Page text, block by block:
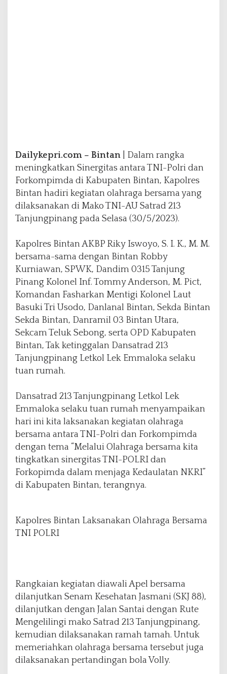
g
a
e
r
s
m
Dailykepri.com – Bintan | Dalam rangka
meningkatkan Sinergitas antara TNI-Polri dan
Forkompimda di Kabupaten Bintan, Kapolres
Bintan hadiri kegiatan olahraga bersama yang
dilaksanakan di Mako TNI-AU Satrad 213
Tanjungpinang pada Selasa (30/5/2023).
Kapolres Bintan AKBP Riky Iswoyo, S. I. K., M. M.
bersama-sama dengan Bintan Robby
Kurniawan, SPWK, Dandim 0315 Tanjung
Pinang Kolonel Inf. Tommy Anderson, M. Pict,
Komandan Fasharkan Mentigi Kolonel Laut
Basuki Tri Usodo, Danlanal Bintan, Sekda Bintan
Sekda Bintan, Danramil 03 Bintan Utara,
Sekcam Teluk Sebong, serta OPD Kabupaten
Bintan, Tak ketinggalan Dansatrad 213
Tanjungpinang Letkol Lek Emmaloka selaku
tuan rumah.
Dansatrad 213 Tanjungpinang Letkol Lek
Emmaloka selaku tuan rumah menyampaikan
hari ini kita laksanakan kegiatan olahraga
bersama antara TNI-Polri dan Forkompimda
dengan tema “Melalui Olahraga bersama kita
tingkatkan sinergitas TNI-POLRI dan
Forkopimda dalam menjaga Kedaulatan NKRI”
di Kabupaten Bintan, terangnya.
Kapolres Bintan Laksanakan Olahraga Bersama
TNI POLRI
Rangkaian kegiatan diawali Apel bersama
dilanjutkan Senam Kesehatan Jasmani (SKJ 88),
dilanjutkan dengan Jalan Santai dengan Rute
Mengelilingi mako Satrad 213 Tanjungpinang,
kemudian dilaksanakan ramah tamah. Untuk
memeriahkan olahraga bersama tersebut juga
dilaksanakan pertandingan bola Volly.